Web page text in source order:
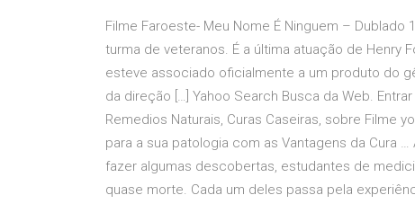
Filme Faroeste- Meu Nome É Ninguem –
turma de veteranos. É a última atuação de Henry
esteve associado oficialmente a um produto do
da direção […] Yahoo Search Busca da Web.
Remedios Naturais, Curas Caseiras, sobre Filme
para a sua patologia com as Vantagens da Cura
fazer algumas descobertas, estudantes de
quase morte. Cada um deles passa pela